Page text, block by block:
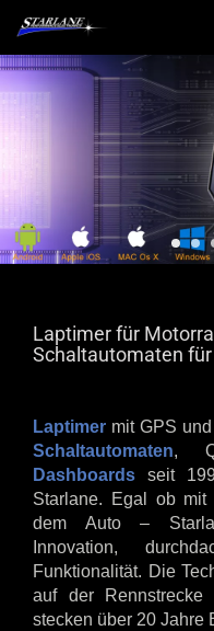
Laptimer für
Schaltautomaten
Laptimer mit GPS
Schaltautomaten,
Dashboards seit
Starlane. Egal ob mit
dem Auto –
Innovation,
Funktionalität. Die
auf der
stecken über 20 Jahre